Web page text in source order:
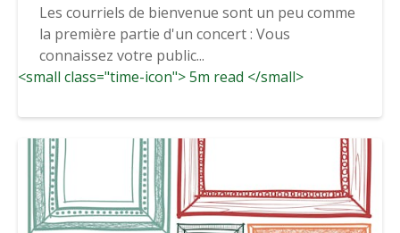
Les courriels de bienvenue sont un peu comme
la première partie d'un concert : Vous
connaissez votre public...
<small class="time-icon"> 5m read </small>